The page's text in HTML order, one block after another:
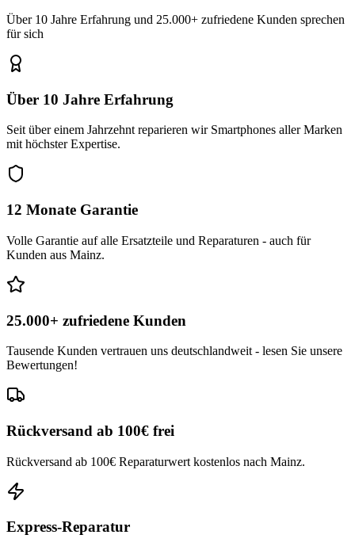
Über 10 Jahre Erfahrung und 25.000+ zufriedene Kunden sprechen
für sich
Über 10 Jahre Erfahrung
Seit über einem Jahrzehnt reparieren wir Smartphones aller Marken
mit höchster Expertise.
12 Monate Garantie
Volle Garantie auf alle Ersatzteile und Reparaturen - auch für
Kunden aus Mainz.
25.000+ zufriedene Kunden
Tausende Kunden vertrauen uns deutschlandweit - lesen Sie unsere
Bewertungen!
Rückversand ab 100€ frei
Rückversand ab 100€ Reparaturwert kostenlos nach Mainz.
Express-Reparatur